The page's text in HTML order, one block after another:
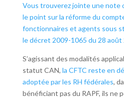
Vous trouverez jointe une note
le point sur la réforme du
fonctionnaires et agents sous
le décret 2009-1065 du 28 août
S’agissant des modalités
statut CAN, la CFTC reste en
adoptée par les RH fédérales,
bénéficiant pas du RAPF, ils ne